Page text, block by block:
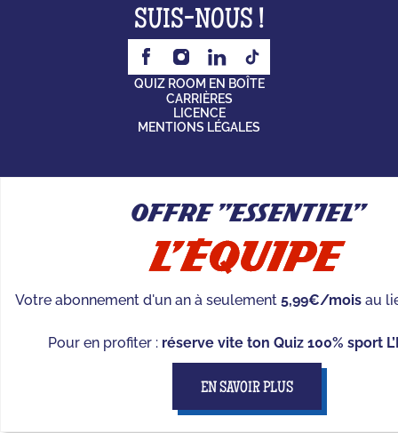
SUIS-NOUS !
QUIZ ROOM EN BOÎTE
CARRIÈRES
LICENCE
MENTIONS LÉGALES
Offre "Essentiel"
Votre abonnement d'un an à seulement 5,99€/mois au
Pour en profiter : réserve vite ton Quiz 100% sport
EN SAVOIR PLUS